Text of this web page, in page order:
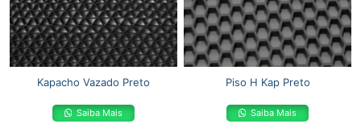
Kapacho Vazado Preto
Saiba Mais
Piso H Kap Preto
Saiba Mais